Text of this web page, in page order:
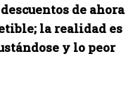
de ahora
la realidad es
y lo peor